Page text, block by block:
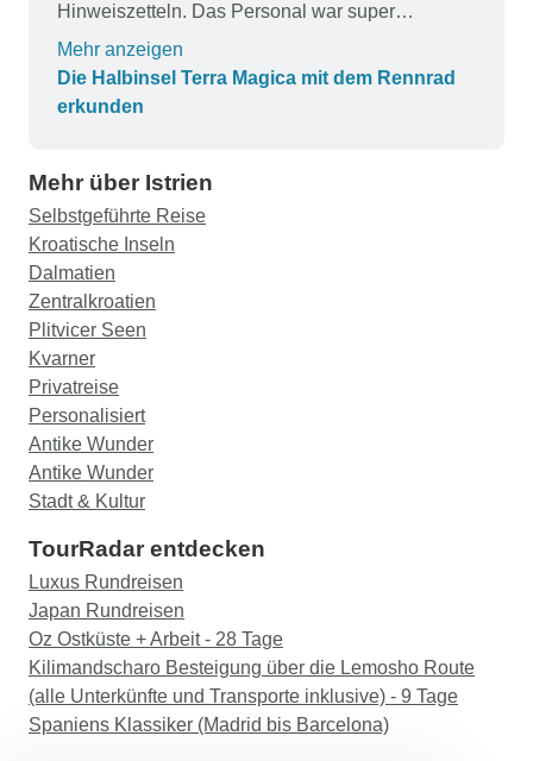
Hinweiszetteln. Das Personal war super
freundlich, hilfsbereit und total daran interessiert,
dass wir das beste Erlebnis haben. Die
Unterbringung war erstklassig. Auch das Essen
unsere erste selbstgeführte Tour....wir würden sie
sofort wieder machen!
Mehr anzeigen
Die Halbinsel Terra Magica mit dem Rennrad
erkunden
Mehr über Istrien
Selbstgeführte Reise
Kroatische Inseln
Dalmatien
Zentralkroatien
Plitvicer Seen
Kvarner
Privatreise
Personalisiert
Antike Wunder
Antike Wunder
Stadt & Kultur
TourRadar entdecken
Luxus Rundreisen
Japan Rundreisen
Oz Ostküste + Arbeit - 28 Tage
Kilimandscharo Besteigung über die Lemosho Route
(alle Unterkünfte und Transporte inklusive) - 9 Tage
Spaniens Klassiker (Madrid bis Barcelona)